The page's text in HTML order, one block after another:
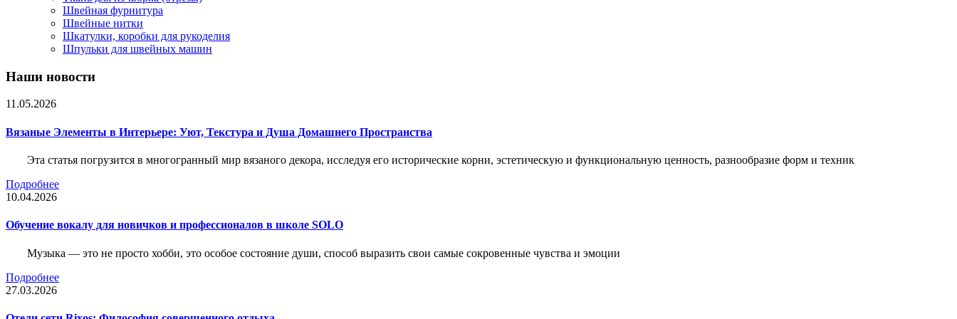
Швейная фурнитура
Швейные нитки
Шкатулки, коробки для рукоделия
Шпульки для швейных машин
Наши новости
11.05.2026
Вязаные Элементы в Интерьере: Уют, Текстура и Душа Домашнего Пространства
Эта статья погрузится в многогранный мир вязаного декора, исследуя его исторические корни, эстетическую и функциональную ценность, разнообразие форм и техник
Подробнее
10.04.2026
Обучение вокалу для новичков и профессионалов в школе SOLO
Музыка — это не просто хобби, это особое состояние души, способ выразить свои самые сокровенные чувства и эмоции
Подробнее
27.03.2026